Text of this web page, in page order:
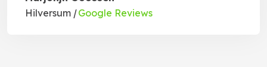
Hilversum |Google Reviews